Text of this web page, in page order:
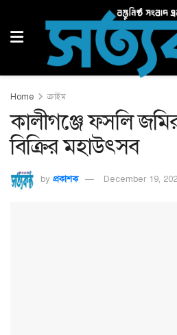
Home ক্রাইম
কালীগঞ্জে ফসলি
বিক্রির মহাউৎসব
by প্রকাশক December 19,